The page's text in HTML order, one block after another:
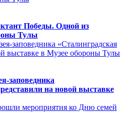
Победы. Одной из
Тулы
заповедника
на новой выставке